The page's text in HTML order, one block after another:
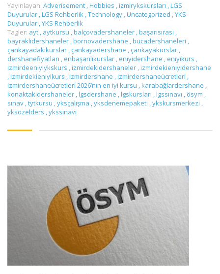
Yayınlayan: Adverisement ,Hobbies ,izmirykskursları ,LGS
Duyurular ,LGS Rehberlik ,Technology ,Uncategorized ,YKS
Duyurular ,YKS Rehberlik
Tagler: ayt , aytkursu ,balçovadershaneler ,başarısırası ,
bayraklıdershaneler ,bornovadershane ,bucadershaneleri ,
çankayadakikurslar , çankayadershane , çankayakurslar ,
dershanefiyatları , enbaşarılıkurslar , eniyidershane , eniyikurs ,
izmirdeeniyiykskurs ,izmirdekidershaneler ,izmirdekieniyidershane
,izmirdekieniyikurs ,izmirdershane ,izmirdershaneücretleri ,
izmirdershaneücretleri 2026’nın en iyi kursu ,karabağlardershane ,
konaktakidershaneler ,lgsdershane ,lgskursları ,lgssınavı , ösym ,
sınav ,tytkursu ,yksçalışma ,yksdenemepaketi ,ykskursmerkezi ,
yksözelders ,ykssınavı